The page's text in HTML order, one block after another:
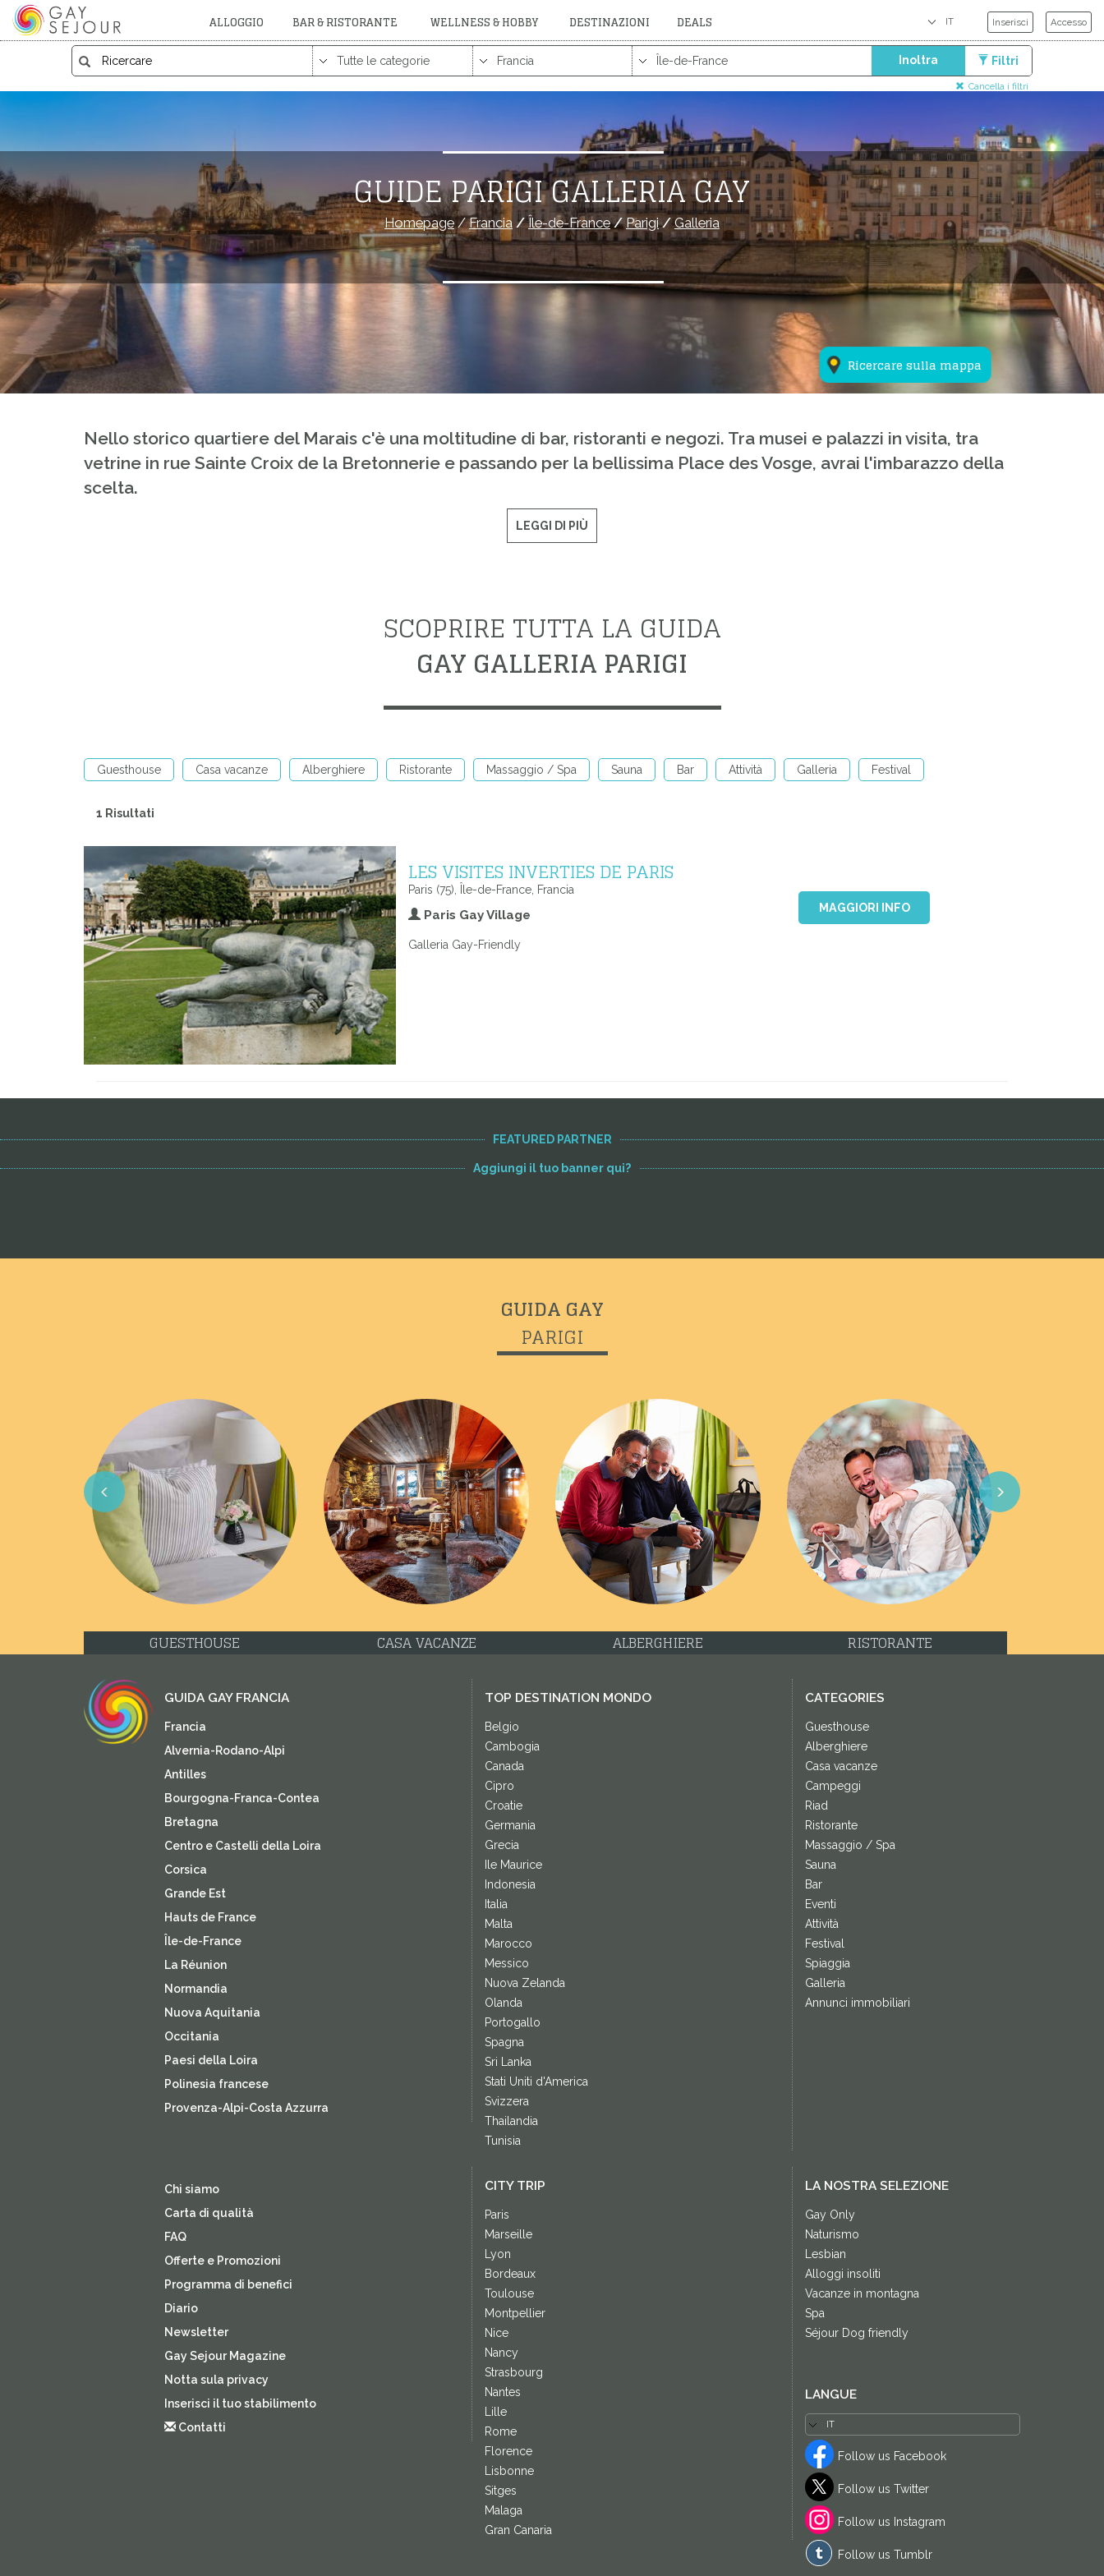
ALLOGGIO BAR & RISTORANTE WELLNESS & HOBBY DESTINAZIONI DEALS Inserisci Accesso
Inoltra Filtri
Cancella i filtri
Ricercare sulla mappa
GUIDE PARIGI GALLERIA GAY
Homepage/Francia /Île-de-France/Parigi/Galleria
Nello storico quartiere del Marais c'è una moltitudine di bar, ristoranti e negozi. Tra musei e palazzi in visita, tra
vetrine in rue Sainte Croix de la Bretonnerie e passando per la bellissima Place des Vosge, avrai l'imbarazzo della
scelta.
LEGGI DI PIÙ
SCOPRIRE TUTTA LA GUIDA
GAY GALLERIA PARIGI
Guesthouse Casa vacanze Alberghiere Ristorante Massaggio / Spa Sauna Bar Attività Galleria Festival
1 Risultati
LES VISITES INVERTIES DE PARIS
Paris (75), Île-de-France, Francia
Paris Gay Village
Galleria Gay-Friendly
MAGGIORI INFO
FEATURED PARTNER
Aggiungi il tuo banner qui?
GUIDA GAY
PARIGI
Previous Next
GUESTHOUSE CASA VACANZE ALBERGHIERE RISTORANTE
GUIDA GAY FRANCIA
Francia
Alvernia-Rodano-Alpi
Antilles
Bourgogna-Franca-Contea
Bretagna
Centro e Castelli della Loira
Corsica
Grande Est
Hauts de France
Île-de-France
La Réunion
Normandia
Nuova Aquitania
Occitania
Paesi della Loira
Polinesia francese
Provenza-Alpi-Costa Azzurra
TOP DESTINATION MONDO
Belgio
Cambogia
Canada
Cipro
Croatie
Germania
Grecia
Ile Maurice
Indonesia
Italia
Malta
Marocco
Messico
Nuova Zelanda
Olanda
Portogallo
Spagna
Sri Lanka
Stati Uniti d'America
Svizzera
Thailandia
Tunisia
CATEGORIES
Guesthouse
Alberghiere
Casa vacanze
Campeggi
Riad
Ristorante
Massaggio / Spa
Sauna
Bar
Eventi
Attività
Festival
Spiaggia
Galleria
Annunci immobiliari
Chi siamo
Carta di qualità
FAQ
Offerte e Promozioni
Programma di benefici
Diario
Newsletter
Gay Sejour Magazine
Notta sula privacy
Inserisci il tuo stabilimento
Contatti
CITY TRIP
Paris
Marseille
Lyon
Bordeaux
Toulouse
Montpellier
Nice
Nancy
Strasbourg
Nantes
Lille
Rome
Florence
Lisbonne
Sitges
Malaga
Gran Canaria
LA NOSTRA SELEZIONE
Gay Only
Naturismo
Lesbian
Alloggi insoliti
Vacanze in montagna
Spa
Séjour Dog friendly
LANGUE
Follow us Facebook
Follow us Twitter
Follow us Instagram
Follow us Tumblr